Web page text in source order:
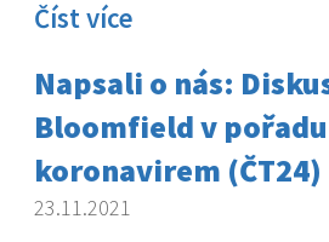
Číst více
Napsali o nás:
Bloomfield v
koronavirem (ČT24)
23.11.2021